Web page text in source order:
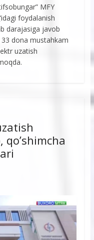
MFY
foydalanish
darajasiga javob
33 dona mustahkam
uzatish